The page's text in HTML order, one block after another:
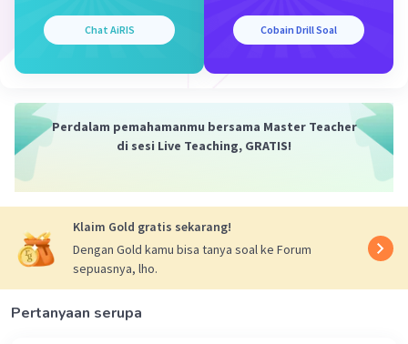
Yang mana jawabannya
Chat AiRIS Cobain Drill Soal
Perdalam pemahamanmu bersama Master Teacher
di sesi Live Teaching, GRATIS!
Klaim Gold gratis sekarang!
Dengan Gold kamu bisa tanya soal ke Forum
sepuasnya, lho.
Pertanyaan serupa